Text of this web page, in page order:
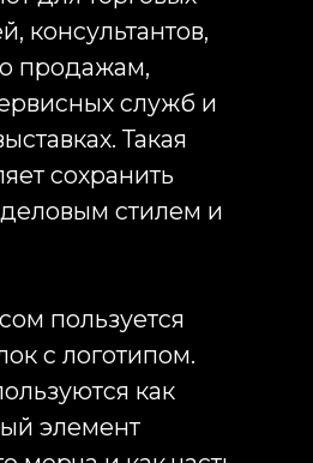
широко